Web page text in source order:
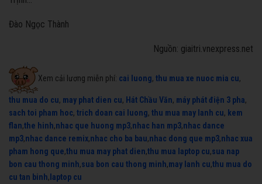
Đào Ngọc Thành
Nguồn: giaitri.vnexpress.net
Xem cải lương miễn phí: cai luong, thu mua xe nuoc mia cu,
thu mua do cu, may phat dien cu, Hát Chầu Văn, máy phát điện 3 pha,
sach toi pham hoc, trich doan cai luong, thu mua may lanh cu, kem
flan,the hinh,nhac que huong mp3,nhac han mp3,nhac dance
mp3,nhac dance remix,nhac cho ba bau,nhac dong que mp3,nhac xua
pham hong que,thu mua may phat dien,thu mua laptop cu,sua nap
bon cau thong minh,sua bon cau thong minh,may lanh cu,thu mua do
cu tan binh, laptop cu